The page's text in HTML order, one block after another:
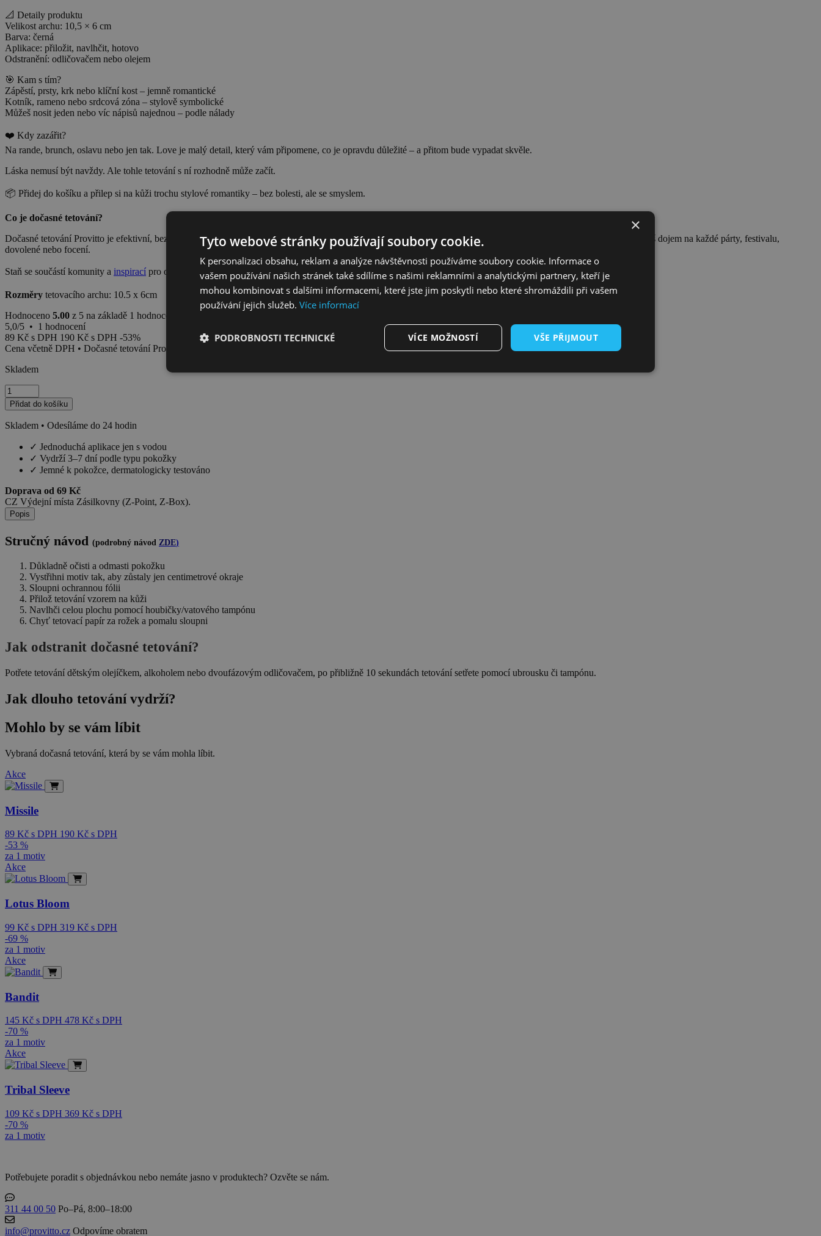
📐 Detaily produktu
Velikost archu: 10,5 × 6 cm
Barva: černá
Aplikace: přiložit, navlhčit, hotovo
Odstranění: odličovačem nebo olejem
🎯 Kam s tím?
Zápěstí, prsty, krk nebo klíční kost – jemně romantické
Kotník, rameno nebo srdcová zóna – stylově symbolické
Můžeš nosit jeden nebo víc nápisů najednou – podle nálady
❤️ Kdy zazářit?
Na rande, brunch, oslavu nebo jen tak. Love je malý detail, který vám připomene, co je opravdu důležité – a přitom bude vypadat skvěle.
Láska nemusí být navždy. Ale tohle tetování s ní rozhodně může začít.
📦 Přidej do košíku a přilep si na kůži trochu stylové romantiky – bez bolesti, ale se smyslem.
Co je dočasné tetování?
Dočasné tetování Provitto je efektivní, bezbolestný a rychlý způsob, jak si otestovat jakýkoliv nápad na tetování, ale taky jedinečný stylový doplněk, díky kterému uděláš dojem na každé párty, festivalu,
dovolené nebo focení.
Staň se součástí komunity a inspirací pro ostatní!
Rozměry tetovacího archu: 10.5 x 6cm
Hodnoceno 5.00 z 5 na základě 1 hodnocení zákazníka
5,0/5 • 1 hodnocení
89 Kč s DPH 190 Kč s DPH -53%
Cena včetně DPH • Dočasné tetování Provitto
Skladem
Love
množství
Přidat do košíku
Skladem • Odesíláme do 24 hodin
✓ Jednoduchá aplikace jen s vodou
✓ Vydrží 3–7 dní podle typu pokožky
✓ Jemné k pokožce, dermatologicky testováno
Doprava od 69 Kč
CZ Výdejní místa Zásilkovny (Z-Point, Z-Box).
Popis
Stručný návod (podrobný návod ZDE)
Důkladně očisti a odmasti pokožku
Vystřihni motiv tak, aby zůstaly jen centimetrové okraje
Sloupni ochrannou fólii
Přilož tetování vzorem na kůži
Navlhči celou plochu pomocí houbičky/vatového tampónu
Chyť tetovací papír za rožek a pomalu sloupni
Jak odstranit dočasné tetování?
Potřete tetování dětským olejíčkem, alkoholem nebo dvoufázovým odličovačem, po přibližně 10 sekundách tetování setřete pomocí ubrousku či tampónu.
Jak dlouho tetování vydrží?
Mohlo by se vám líbit
Vybraná dočasná tetování, která by se vám mohla líbit.
Akce
Missile
89 Kč s DPH 190 Kč s DPH
-53 %
za 1 motiv
Akce
Lotus Bloom
99 Kč s DPH 319 Kč s DPH
-69 %
za 1 motiv
Akce
Bandit
145 Kč s DPH 478 Kč s DPH
-70 %
za 1 motiv
Akce
Tribal Sleeve
109 Kč s DPH 369 Kč s DPH
-70 %
za 1 motiv
Potřebujete poradit s objednávkou nebo nemáte jasno v produktech? Ozvěte se nám.
311 44 00 50 Po–Pá, 8:00–18:00
info@provitto.cz Odpovíme obratem
×
Tyto webové stránky používají soubory cookie.
K personalizaci obsahu, reklam a analýze návštěvnosti používáme soubory cookie. Informace o
vašem používání našich stránek také sdílíme s našimi reklamními a analytickými partnery, kteří je
mohou kombinovat s dalšími informacemi, které jste jim poskytli nebo které shromáždili při vašem
používání jejich služeb. Více informací
VŠE PŘIJMOUT
VÍCE MOŽNOSTÍ
PODROBNOSTI TECHNICKÉ